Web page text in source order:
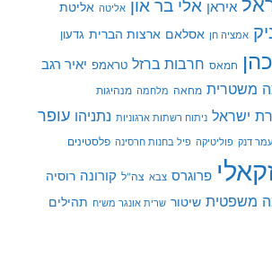
איראן אלי בר און אליטה אליטת
אמציה חן אסלאם ארצות הברית גדעון
חמאס חרבות ברזל טראמפ יאיר רגב
משטרית מחאה מלחמה מנהיגות
ישראל ניתוח רשתות ארגוניות נתניהו עופר
עמר דנק פוליטיקה פיל בחנות חרסינה פלסטינים
פרוגרס צבא צה"ל קורונה רוסיה
משפטית שיטור שרית אונגר משיח תהילים